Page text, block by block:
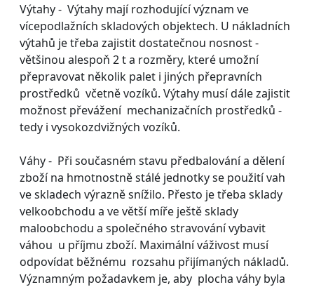
Výtahy - Výtahy mají rozhodující význam ve
vícepodlažních skladových objektech. U nákladních
výtahů je třeba zajistit dostatečnou nosnost -
většinou alespoň 2 t a rozměry, které umožní
přepravovat několik palet i jiných přepravních
prostředků včetně vozíků. Výtahy musí dále zajistit
možnost převážení mechanizačních prostředků -
tedy i vysokozdvižných vozíků.
Váhy - Při současném stavu předbalování a dělení
zboží na hmotnostně stálé jednotky se použití vah
ve skladech výrazně snížilo. Přesto je třeba sklady
velkoobchodu a ve větší míře ještě sklady
maloobchodu a společného stravování vybavit
váhou u příjmu zboží. Maximální váživost musí
odpovídat běžnému rozsahu přijímaných nákladů.
Významným požadavkem je, aby plocha váhy byla